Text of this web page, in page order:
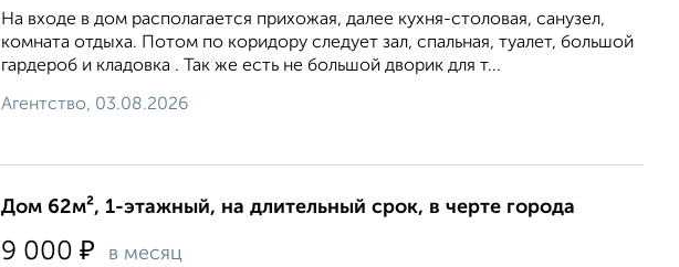
На входе в дом располагается прихожая, далее кухня-столовая, санузел,
комната отдыха. Потом по коридору следует зал, спальная, туалет, большой
гардероб и кладовка . Так же есть не большой дворик для т...
Агентство, 03.08.2026
Дом 62м², 1-этажный, на длительный срок, в черте города
9 000 ₽ в месяц